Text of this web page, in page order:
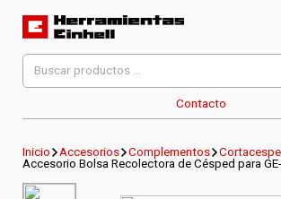
Herramientas Einhell
Distribuidor Oficial
Contacto
Buscar
por:
Inicio Accesorios Complementos
Accesorio Bolsa Recolectora de Césped para